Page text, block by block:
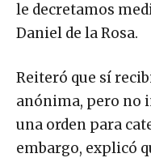
le decretamos
Daniel de la Rosa.
Reiteró que sí
anónima, pero no
una orden para
embargo, explicó